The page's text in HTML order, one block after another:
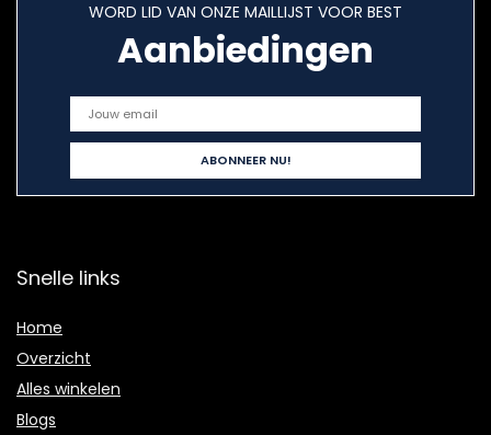
WORD LID VAN ONZE MAILLIJST VOOR BEST
Aanbiedingen
Snelle links
Home
Overzicht
Alles winkelen
Blogs